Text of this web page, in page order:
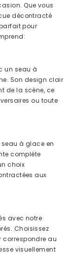
Que vous
décontracté
pour
un seau à
Son design clair
de la scène, ce
ou toute
à glace en
complète
choix
aux
avec notre
Choisissez
correspondre au
visuellement